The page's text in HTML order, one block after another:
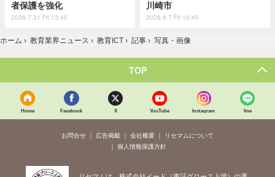
者保護を強化
2026.7.31 Fri 13:45
川崎市
2026.8.7 Fri 10:45
ホーム › 教育業界ニュース › 教育ICT › 記事 › 写真・画像
TOP
Home Facebook X YouTube Instagram line
お問合せ 広告掲載 会社概要
リセマムについて
個人情報保護方針